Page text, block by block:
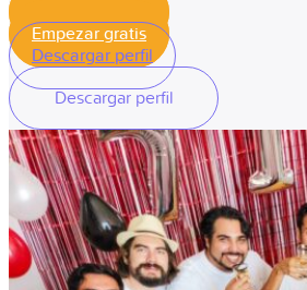
Empezar gratis
Descargar perfil
Descargar perfil